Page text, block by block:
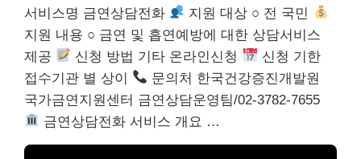
서비스명 금연상담전화
지원 대상 ○ 전 국민
지원 내용 ○ 금연 및 흡연예방에 대한 상담서비스
제공
신청 방법 기타 온라인신청
신청 기한
접수기관 별 상이
문의처 한국건강증진개발원
국가금연지원센터 금연상담운영팀/02-3782-7655
금연상담전화 서비스 개요 …